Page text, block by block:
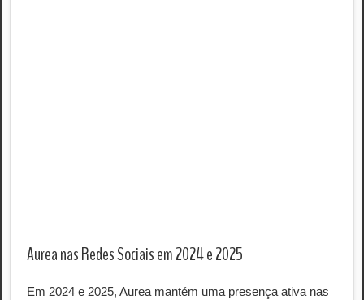
Aurea nas Redes Sociais em 2024 e 2025
Em 2024 e 2025, Aurea mantém uma presença ativa nas